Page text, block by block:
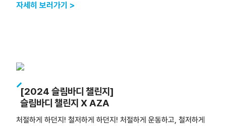
자세히 보러가기 >
[2024 슬림바디 챌린지]
슬림바디 챌린지 X AZA
처절하게 하던지! 철저하게 하던지! 처절하게 운동하고, 철저하게